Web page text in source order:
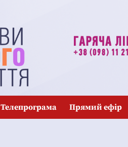
Телепрограма Прямий ефір